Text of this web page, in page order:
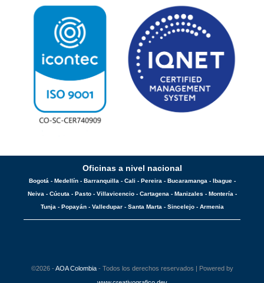
Oficinas a nivel nacional
Bogotá - Medellín - Barranquilla - Cali - Pereira - Bucaramanga - Ibague -
Neiva - Cúcuta - Pasto - Villavicencio - Cartagena - Manizales - Montería -
Tunja - Popayán - Valledupar - Santa Marta - Sincelejo - Armenia
©2026 - AOA Colombia- Todos los derechos reservados | Powered by